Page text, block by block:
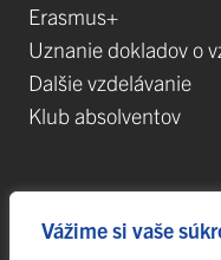
Vážime si vaše
Erasmus+
Uznanie dokladov o
Dalšie vzdelávanie
Klub absolventov